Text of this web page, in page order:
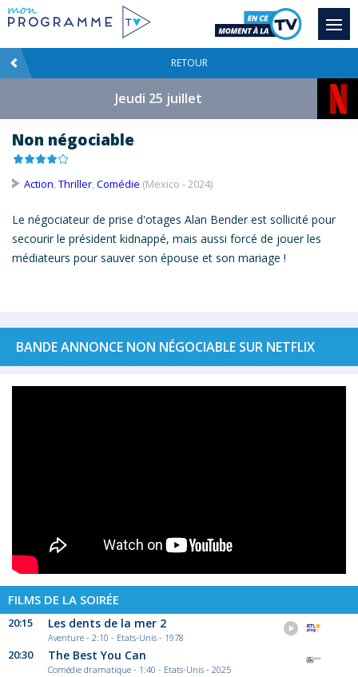
RETOUR
Jeudi 25 juillet
Non négociable
Action,Thriller,Comédie (Mexico - 2024)
Le négociateur de prise d'otages Alan Bender est sollicité pour
secourir le président kidnappé, mais aussi forcé de jouer les
médiateurs pour sauver son épouse et son mariage !
BANDE ANNONCE NON NÉGOCIABLE SUR NETFLIX
FILMS DE LA SOIRÉE
20:15 Les dents de la mer 2
Aventure - 2:10 - Etats-Unis - 1978
20:30 The Best You Can
Comédie dramatique - 1:40 - Etats-Unis - 2025